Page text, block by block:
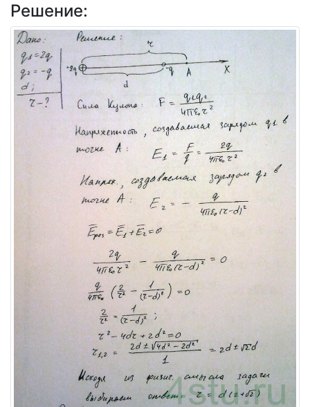
Решение: